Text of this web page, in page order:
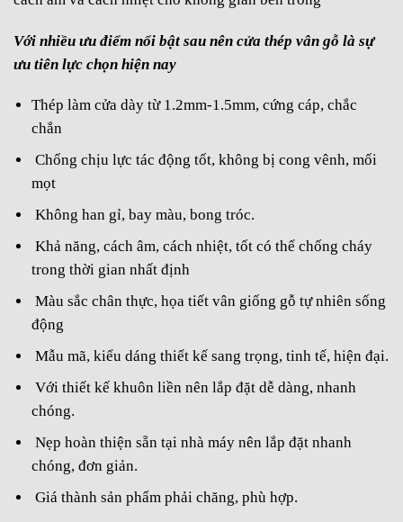
Với nhiều ưu điểm nổi bật sau nên cửa thép vân gỗ là sự
ưu tiên lực chọn hiện nay
Thép làm cửa dày từ 1.2mm-1.5mm, cứng cáp, chắc
chắn
Chống chịu lực tác động tốt, không bị cong vênh, mối
mọt
Không han gỉ, bay màu, bong tróc.
Khả năng, cách âm, cách nhiệt, tốt có thể chống cháy
trong thời gian nhất định
Màu sắc chân thực, họa tiết vân giống gỗ tự nhiên sống
động
Mẫu mã, kiểu dáng thiết kế sang trọng, tinh tế, hiện đại.
Với thiết kế khuôn liền nên lắp đặt dễ dàng, nhanh
chóng.
Nẹp hoàn thiện sẵn tại nhà máy nên lắp đặt nhanh
chóng, đơn giản.
Giá thành sản phẩm phải chăng, phù hợp.